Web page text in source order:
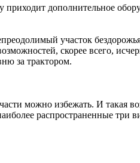
дополнительное
участок
скорее всего,
за трактором.
можно избежать. И такая
распространенные три